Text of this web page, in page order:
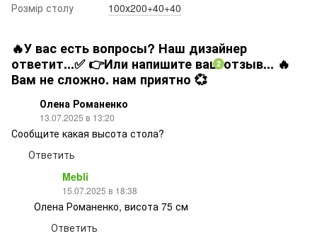
Розмір столу
100х200+40+40
🔥У вас есть вопросы? Наш дизайнер
ответит...✅ 👉Или напишите ваш отзыв... 🔥
Вам не сложно. нам приятно 💞
2
Олена Романенко
13.07.2025 в 13:20
Сообщите какая высота стола?
Ответить
Mebli
15.07.2025 в 18:38
Олена Романенко, висота 75 см
Ответить